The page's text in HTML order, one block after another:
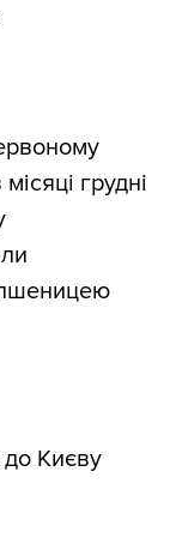
грудні
Києву